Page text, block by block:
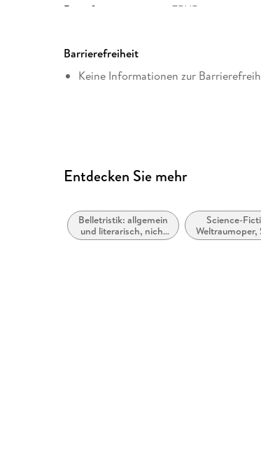
Dateiformat
EPUB
Barrierefreiheit
Keine Informationen zur
Entdecken Sie mehr
Belletristik: allgemein
und literarisch, nicht
nach Genre
Science-
Weltraumoper,
Opera